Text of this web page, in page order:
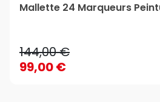
Mallette 24 Marqueurs
144,00 €
99,00 €